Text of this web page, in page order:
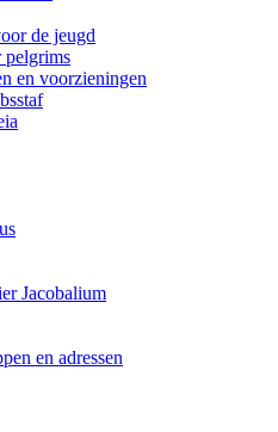
de jeugd
pelgrims
en voorzieningen
Jacobalium
en adressen